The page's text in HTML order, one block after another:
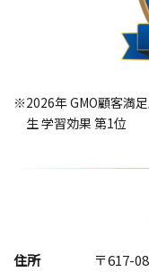
※2026年 GMO顧客満
生 学習効果 第1位
住所
〒617-